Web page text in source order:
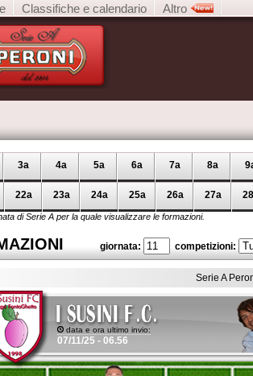
Classifiche e calendario Altro
3a 4a 5a 6a 7a 8a
22a 23a 24a 25a 26a 27a
di Serie A per la quale visualizzare le formazioni.
giornata: competizioni:
Serie A
data e ora ultimo invio:
07/11/25 - 06.56